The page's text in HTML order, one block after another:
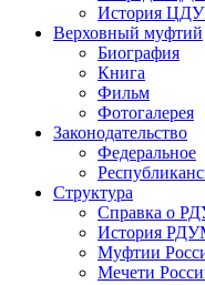
История
Верховный муфтий
Биография
Книга
Фильм
Фотогалерея
Законодательство
Федеральное
Структура
Справка о
История
Муфтии
Мечети